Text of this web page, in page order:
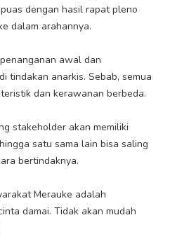
dengan hasil rapat pleno
dalam arahannya.
awal dan
tindakan anarkis. Sebab, semua
dan kerawanan berbeda.
stakeholder akan memiliki
satu sama lain bisa saling
bertindaknya.
Merauke adalah
damai. Tidak akan mudah